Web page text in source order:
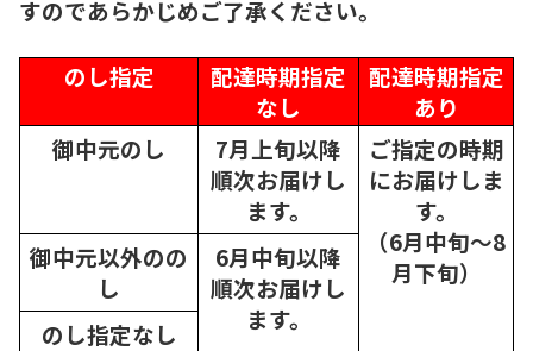
すのであらかじめご了承ください。
のし指定
配達時期指定
なし
配達時期指定
あり
御中元のし
7月上旬以降
順次お届けし
ます。
ご指定の時期
にお届けしま
す。
（6月中旬～8
月下旬）
御中元以外のの
し
6月中旬以降
順次お届けし
ます。
のし指定なし